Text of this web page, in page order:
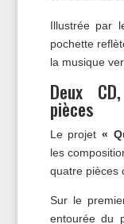
Illustrée par
pochette
la musique
Deux
pièces
Le projet«
les
quatre pièces
Sur le
entourée du